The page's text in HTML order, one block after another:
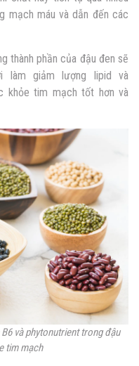
mạch máu và dẫn đến các
thành phần của đậu đen sẽ
làm giảm lượng lipid và
khỏe tim mạch tốt hơn và
và phytonutrient trong đậu
tim mạch